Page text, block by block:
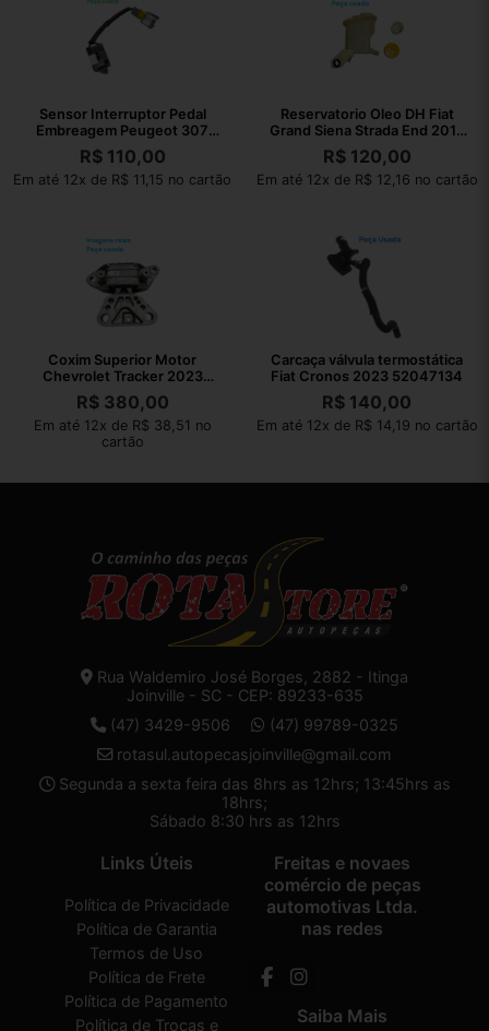
Sensor Interruptor Pedal
Embreagem Peugeot 307
2008 Original
R$110,00
Em até 12x de R$ 11,15 no cartão
Reservatorio Oleo DH Fiat
Grand Siena Strada End 2013
050535
R$120,00
Em até 12x de R$ 12,16 no cartão
Coxim Superior Motor
Chevrolet Tracker 2023
AISi9Cu3Fe1
R$380,00
Em até 12x de R$ 38,51 no
cartão
Carcaça válvula termostática
Fiat Cronos 2023 52047134
R$ 140,00
Em até 12x de R$ 14,19 no cartão
Rua Waldemiro José Borges, 2882 - Itinga
Joinville - SC - CEP: 89233-635
(47) 3429-9506
(47) 99789-0325
rotasul.autopecasjoinville@gmail.com
Segunda a sexta feira das 8hrs as 12hrs; 13:45hrs as
18hrs;
Sábado 8:30 hrs as 12hrs
Links Úteis
Política de Privacidade
Política de Garantia
Termos de Uso
Política de Frete
Política de Pagamento
Política de Trocas e
Freitas e novaes
comércio de peças
automotivas Ltda.
nas redes
Saiba Mais